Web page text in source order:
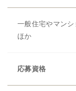
一般住宅やマン
ほか
応募資格